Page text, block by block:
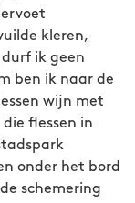
kleren,
ik geen
ben ik naar de
wijn met
flessen in
onder het bord
schemering